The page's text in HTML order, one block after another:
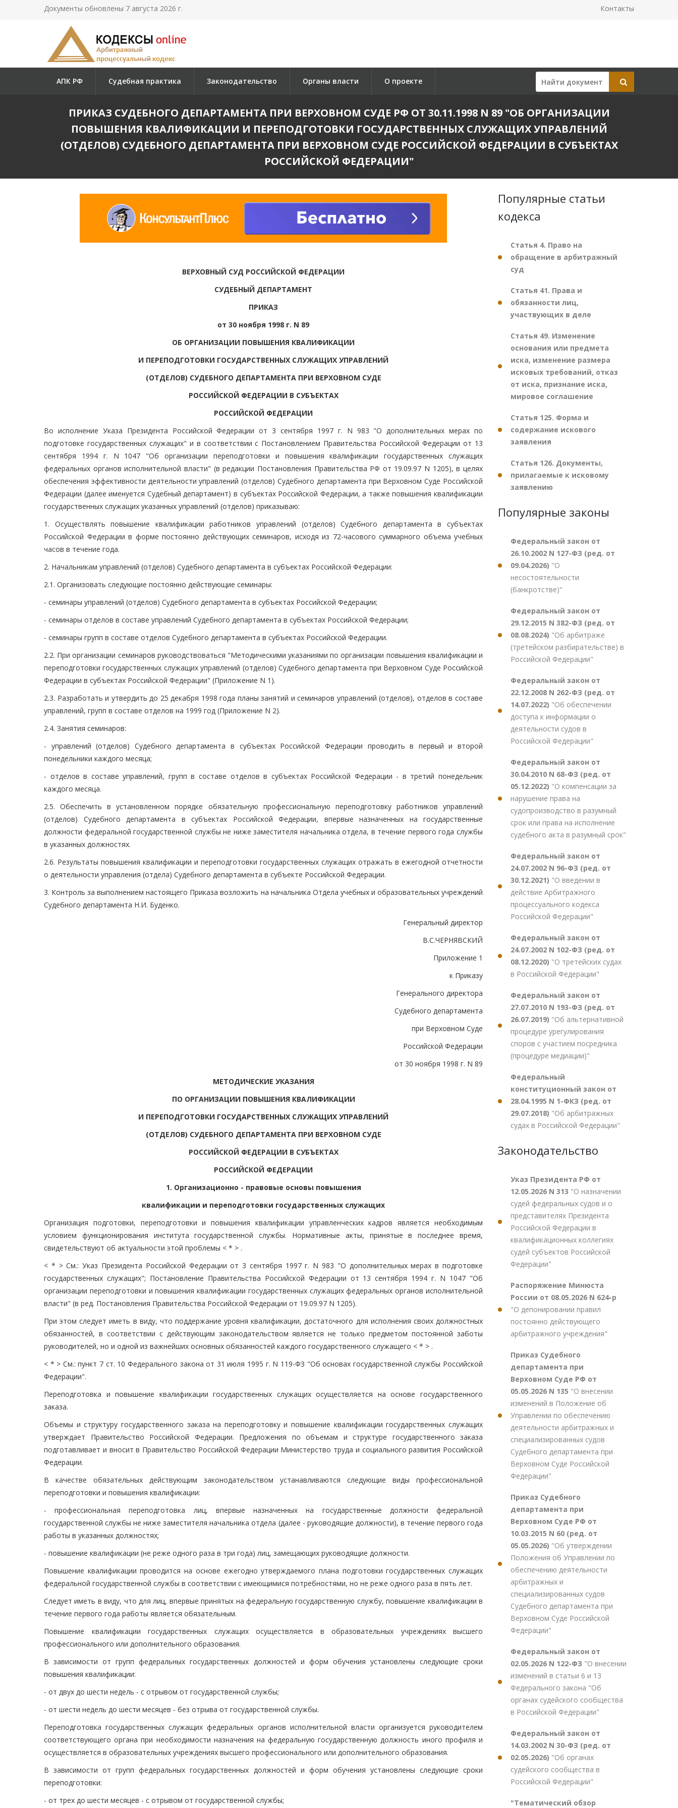
Документы обновлены 7 августа 2026 г. Контакты
АПК РФ Судебная практика Законодательство Органы власти О проекте
ПРИКАЗ СУДЕБНОГО ДЕПАРТАМЕНТА ПРИ ВЕРХОВНОМ СУДЕ РФ ОТ 30.11.1998 N 89 "ОБ ОРГАНИЗАЦИИ
ПОВЫШЕНИЯ КВАЛИФИКАЦИИ И ПЕРЕПОДГОТОВКИ ГОСУДАРСТВЕННЫХ СЛУЖАЩИХ УПРАВЛЕНИЙ
(ОТДЕЛОВ) СУДЕБНОГО ДЕПАРТАМЕНТА ПРИ ВЕРХОВНОМ СУДЕ РОССИЙСКОЙ ФЕДЕРАЦИИ В СУБЪЕКТАХ
РОССИЙСКОЙ ФЕДЕРАЦИИ"
ВЕРХОВНЫЙ СУД РОССИЙСКОЙ ФЕДЕРАЦИИ
СУДЕБНЫЙ ДЕПАРТАМЕНТ
ПРИКАЗ
от 30 ноября 1998 г. N 89
ОБ ОРГАНИЗАЦИИ ПОВЫШЕНИЯ КВАЛИФИКАЦИИ
И ПЕРЕПОДГОТОВКИ ГОСУДАРСТВЕННЫХ СЛУЖАЩИХ УПРАВЛЕНИЙ
(ОТДЕЛОВ) СУДЕБНОГО ДЕПАРТАМЕНТА ПРИ ВЕРХОВНОМ СУДЕ
РОССИЙСКОЙ ФЕДЕРАЦИИ В СУБЪЕКТАХ
РОССИЙСКОЙ ФЕДЕРАЦИИ
Во исполнение Указа Президента Российской Федерации от 3 сентября 1997 г. N 983 "О дополнительных мерах по
подготовке государственных служащих" и в соответствии с Постановлением Правительства Российской Федерации от 13
сентября 1994 г. N 1047 "Об организации переподготовки и повышения квалификации государственных служащих
федеральных органов исполнительной власти" (в редакции Постановления Правительства РФ от 19.09.97 N 1205), в целях
обеспечения эффективности деятельности управлений (отделов) Судебного департамента при Верховном Суде Российской
Федерации (далее именуется Судебный департамент) в субъектах Российской Федерации, а также повышения квалификации
государственных служащих указанных управлений (отделов) приказываю:
1. Осуществлять повышение квалификации работников управлений (отделов) Судебного департамента в субъектах
Российской Федерации в форме постоянно действующих семинаров, исходя из 72-часового суммарного объема учебных
часов в течение года.
2. Начальникам управлений (отделов) Судебного департамента в субъектах Российской Федерации:
2.1. Организовать следующие постоянно действующие семинары:
- семинары управлений (отделов) Судебного департамента в субъектах Российской Федерации;
- семинары отделов в составе управлений Судебного департамента в субъектах Российской Федерации;
- семинары групп в составе отделов Судебного департамента в субъектах Российской Федерации.
2.2. При организации семинаров руководствоваться "Методическими указаниями по организации повышения квалификации и
переподготовки государственных служащих управлений (отделов) Судебного департамента при Верховном Суде Российской
Федерации в субъектах Российской Федерации" (Приложение N 1).
2.3. Разработать и утвердить до 25 декабря 1998 года планы занятий и семинаров управлений (отделов), отделов в составе
управлений, групп в составе отделов на 1999 год (Приложение N 2).
2.4. Занятия семинаров:
- управлений (отделов) Судебного департамента в субъектах Российской Федерации проводить в первый и второй
понедельники каждого месяца;
- отделов в составе управлений, групп в составе отделов в субъектах Российской Федерации - в третий понедельник
каждого месяца.
2.5. Обеспечить в установленном порядке обязательную профессиональную переподготовку работников управлений
(отделов) Судебного департамента в субъектах Российской Федерации, впервые назначенных на государственные
должности федеральной государственной службы не ниже заместителя начальника отдела, в течение первого года службы
в указанных должностях.
2.6. Результаты повышения квалификации и переподготовки государственных служащих отражать в ежегодной отчетности
о деятельности управления (отдела) Судебного департамента в субъекте Российской Федерации.
3. Контроль за выполнением настоящего Приказа возложить на начальника Отдела учебных и образовательных учреждений
Судебного департамента Н.И. Буденко.
Генеральный директор
В.С.ЧЕРНЯВСКИЙ
Приложение 1
к Приказу
Генерального директора
Судебного департамента
при Верховном Суде
Российской Федерации
от 30 ноября 1998 г. N 89
МЕТОДИЧЕСКИЕ УКАЗАНИЯ
ПО ОРГАНИЗАЦИИ ПОВЫШЕНИЯ КВАЛИФИКАЦИИ
И ПЕРЕПОДГОТОВКИ ГОСУДАРСТВЕННЫХ СЛУЖАЩИХ УПРАВЛЕНИЙ
(ОТДЕЛОВ) СУДЕБНОГО ДЕПАРТАМЕНТА ПРИ ВЕРХОВНОМ СУДЕ
РОССИЙСКОЙ ФЕДЕРАЦИИ В СУБЪЕКТАХ
РОССИЙСКОЙ ФЕДЕРАЦИИ
1. Организационно - правовые основы повышения
квалификации и переподготовки государственных служащих
Организация подготовки, переподготовки и повышения квалификации управленческих кадров является необходимым
условием функционирования института государственной службы. Нормативные акты, принятые в последнее время,
свидетельствуют об актуальности этой проблемы < * > .
< * > См.: Указ Президента Российской Федерации от 3 сентября 1997 г. N 983 "О дополнительных мерах в подготовке
государственных служащих"; Постановление Правительства Российской Федерации от 13 сентября 1994 г. N 1047 "Об
организации переподготовки и повышения квалификации государственных служащих федеральных органов исполнительной
власти" (в ред. Постановления Правительства Российской Федерации от 19.09.97 N 1205).
При этом следует иметь в виду, что поддержание уровня квалификации, достаточного для исполнения своих должностных
обязанностей, в соответствии с действующим законодательством является не только предметом постоянной заботы
руководителей, но и одной из важнейших основных обязанностей каждого государственного служащего < * > .
< * > См.: пункт 7 ст. 10 Федерального закона от 31 июля 1995 г. N 119-ФЗ "Об основах государственной службы Российской
Федерации".
Переподготовка и повышение квалификации государственных служащих осуществляется на основе государственного
заказа.
Объемы и структуру государственного заказа на переподготовку и повышение квалификации государственных служащих
утверждает Правительство Российской Федерации. Предложения по объемам и структуре государственного заказа
подготавливает и вносит в Правительство Российской Федерации Министерство труда и социального развития Российской
Федерации.
В качестве обязательных действующим законодательством устанавливаются следующие виды профессиональной
переподготовки и повышения квалификации:
- профессиональная переподготовка лиц, впервые назначенных на государственные должности федеральной
государственной службы не ниже заместителя начальника отдела (далее - руководящие должности), в течение первого года
работы в указанных должностях;
- повышение квалификации (не реже одного раза в три года) лиц, замещающих руководящие должности.
Повышение квалификации проводится на основе ежегодно утверждаемого плана подготовки государственных служащих
федеральной государственной службы в соответствии с имеющимися потребностями, но не реже одного раза в пять лет.
Следует иметь в виду, что для лиц, впервые принятых на федеральную государственную службу, повышение квалификации в
течение первого года работы является обязательным.
Повышение квалификации государственных служащих осуществляется в образовательных учреждениях высшего
профессионального или дополнительного образования.
В зависимости от групп федеральных государственных должностей и форм обучения установлены следующие сроки
повышения квалификации:
- от двух до шести недель - с отрывом от государственной службы;
- от шести недель до шести месяцев - без отрыва от государственной службы.
Переподготовка государственных служащих федеральных органов исполнительной власти организуется руководителем
соответствующего органа при необходимости назначения на федеральную государственную должность иного профиля и
осуществляется в образовательных учреждениях высшего профессионального или дополнительного образования.
В зависимости от групп федеральных государственных должностей и форм обучения установлены следующие сроки
переподготовки:
- от трех до шести месяцев - с отрывом от государственной службы;
Популярные статьи
кодекса
Статья 4. Право на
обращение в арбитражный
суд
Статья 41. Права и
обязанности лиц,
участвующих в деле
Статья 49. Изменение
основания или предмета
иска, изменение размера
исковых требований, отказ
от иска, признание иска,
мировое соглашение
Статья 125. Форма и
содержание искового
заявления
Статья 126. Документы,
прилагаемые к исковому
заявлению
Популярные законы
Федеральный закон от
26.10.2002 N 127-ФЗ (ред. от
09.04.2026) "О
несостоятельности
(банкротстве)"
Федеральный закон от
29.12.2015 N 382-ФЗ (ред. от
08.08.2024) "Об арбитраже
(третейском разбирательстве) в
Российской Федерации"
Федеральный закон от
22.12.2008 N 262-ФЗ (ред. от
14.07.2022) "Об обеспечении
доступа к информации о
деятельности судов в
Российской Федерации"
Федеральный закон от
30.04.2010 N 68-ФЗ (ред. от
05.12.2022) "О компенсации за
нарушение права на
судопроизводство в разумный
срок или права на исполнение
судебного акта в разумный срок"
Федеральный закон от
24.07.2002 N 96-ФЗ (ред. от
30.12.2021) "О введении в
действие Арбитражного
процессуального кодекса
Российской Федерации"
Федеральный закон от
24.07.2002 N 102-ФЗ (ред. от
08.12.2020) "О третейских судах
в Российской Федерации"
Федеральный закон от
27.07.2010 N 193-ФЗ (ред. от
26.07.2019) "Об альтернативной
процедуре урегулирования
споров с участием посредника
(процедуре медиации)"
Федеральный
конституционный закон от
28.04.1995 N 1-ФКЗ (ред. от
29.07.2018) "Об арбитражных
судах в Российской Федерации"
Законодательство
Указ Президента РФ от
12.05.2026 N 313 "О назначении
судей федеральных судов и о
представителях Президента
Российской Федерации в
квалификационных коллегиях
судей субъектов Российской
Федерации"
Распоряжение Минюста
России от 08.05.2026 N 624-р
"О депонировании правил
постоянно действующего
арбитражного учреждения"
Приказ Судебного
департамента при
Верховном Суде РФ от
05.05.2026 N 135 "О внесении
изменений в Положение об
Управлении по обеспечению
деятельности арбитражных и
специализированных судов
Судебного департамента при
Верховном Суде Российской
Федерации"
Приказ Судебного
департамента при
Верховном Суде РФ от
10.03.2015 N 60 (ред. от
05.05.2026) "Об утверждении
Положения об Управлении по
обеспечению деятельности
арбитражных и
специализированных судов
Судебного департамента при
Верховном Суде Российской
Федерации"
Федеральный закон от
02.05.2026 N 122-ФЗ "О внесении
изменений в статьи 6 и 13
Федерального закона "Об
органах судейского сообщества
в Российской Федерации"
Федеральный закон от
14.03.2002 N 30-ФЗ (ред. от
02.05.2026) "Об органах
судейского сообщества в
Российской Федерации"
"Тематический обзор